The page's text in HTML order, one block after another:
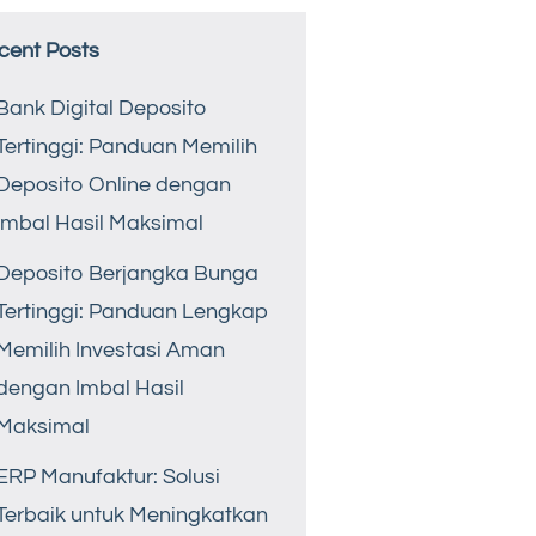
Posts
Digital Deposito
Panduan Memilih
Online dengan
Hasil Maksimal
Berjangka Bunga
Panduan Lengkap
Investasi Aman
Imbal Hasil
Manufaktur: Solusi
untuk Meningkatkan